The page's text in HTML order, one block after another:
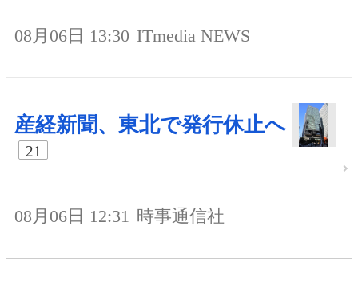
08月06日 13:30 ITmedia NEWS
産経新聞、東北で発行休止へ
21
08月06日 12:31 時事通信社